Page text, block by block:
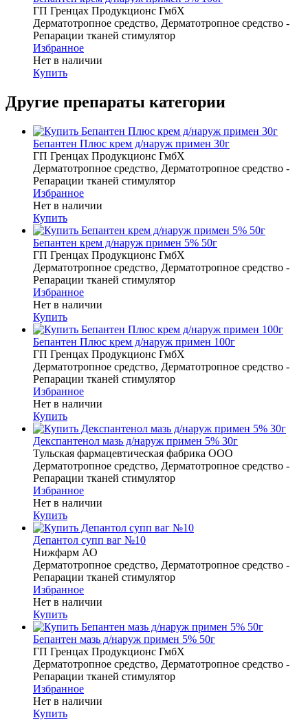
ГП Гренцах Продукционс ГмбХ
Дерматотропное средство, Дерматотропное средство -
Репарации тканей стимулятор
Избранное
Нет в наличии
Купить
Другие препараты категории
Бепантен Плюс крем д/наруж примен 30г
ГП Гренцах Продукционс ГмбХ
Дерматотропное средство, Дерматотропное средство -
Репарации тканей стимулятор
Избранное
Нет в наличии
Купить
Бепантен крем д/наруж примен 5% 50г
ГП Гренцах Продукционс ГмбХ
Дерматотропное средство, Дерматотропное средство -
Репарации тканей стимулятор
Избранное
Нет в наличии
Купить
Бепантен Плюс крем д/наруж примен 100г
ГП Гренцах Продукционс ГмбХ
Дерматотропное средство, Дерматотропное средство -
Репарации тканей стимулятор
Избранное
Нет в наличии
Купить
Декспантенол мазь д/наруж примен 5% 30г
Тульская фармацевтическая фабрика ООО
Дерматотропное средство, Дерматотропное средство -
Репарации тканей стимулятор
Избранное
Нет в наличии
Купить
Депантол супп ваг №10
Нижфарм АО
Дерматотропное средство, Дерматотропное средство -
Репарации тканей стимулятор
Избранное
Нет в наличии
Купить
Бепантен мазь д/наруж примен 5% 50г
ГП Гренцах Продукционс ГмбХ
Дерматотропное средство, Дерматотропное средство -
Репарации тканей стимулятор
Избранное
Нет в наличии
Купить